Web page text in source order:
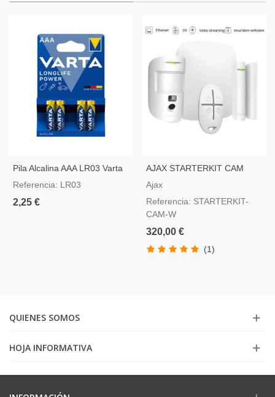
Pila Alcalina AAA LR03 Varta
Referencia: LR03
2,25 €
AJAX STARTERKIT CAM
Com Motioncam, Color
Ajax
Referencia: STARTERKIT-
CAM-W
320,00 €
(1)
QUIENES SOMOS
HOJA INFORMATIVA